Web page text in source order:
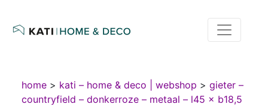
home > kati – home & deco | webshop > gieter –
countryfield – donkerroze – metaal – l45 × b18,5